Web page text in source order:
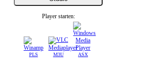
Player starten:
PLS M3U ASX